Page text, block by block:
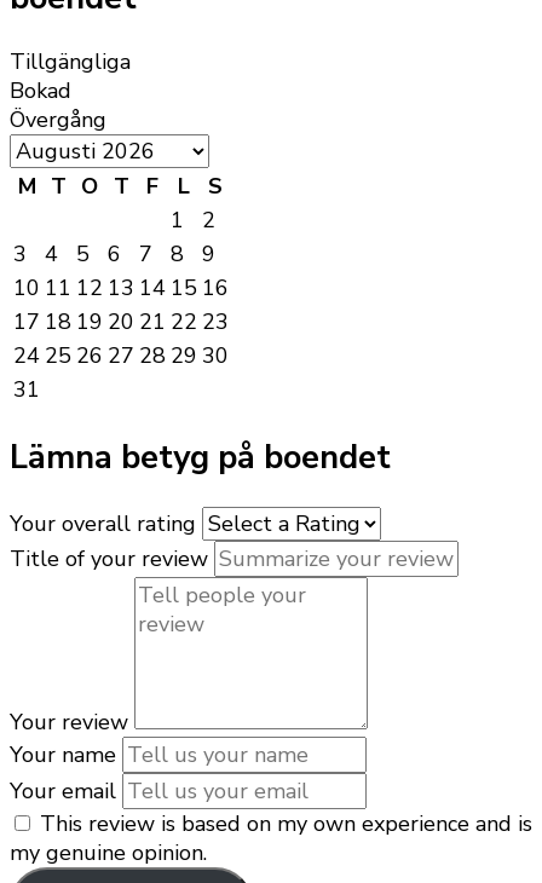
Tillgängliga
Bokad
Övergång
M T O T F L
S
1
2
3
4 5 6 7 8
9
10 11 12 13 14 15 16
17 18 19 20 21 22 23
24 25 26 27 28 29 30
31
Lämna betyg på boendet
Your overall rating
Title of your review
Your review
Your name
Your email
This review is based on my own experience and is
my genuine opinion.